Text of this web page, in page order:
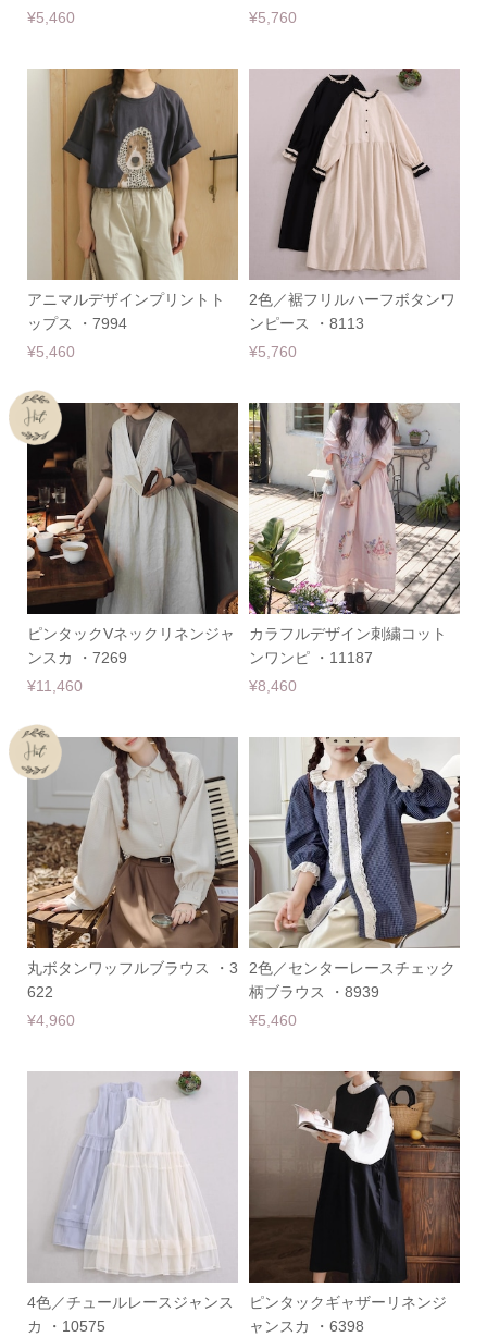
¥5,460
¥5,760
アニマルデザインプリントト
ップス ・7994
¥5,460
2色／裾フリルハーフボタンワ
ンピース ・8113
¥5,760
ピンタックVネックリネンジャ
ンスカ ・7269
¥11,460
カラフルデザイン刺繍コット
ンワンピ ・11187
¥8,460
丸ボタンワッフルブラウス ・3
622
¥4,960
2色／センターレースチェック
柄ブラウス ・8939
¥5,460
4色／チュールレースジャンス
カ ・10575
ピンタックギャザーリネンジ
ャンスカ ・6398